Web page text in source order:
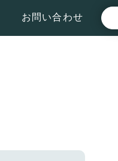
お問い合わせ